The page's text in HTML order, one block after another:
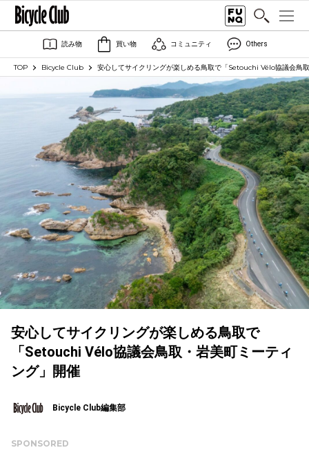
読み物 買い物 コミュニティ Others
TOP Bicycle Club 安心してサイクリングが楽しめる鳥取で「Setouchi Vélo協議会鳥
安心してサイクリングが楽しめる鳥取で
「Setouchi Vélo協議会鳥取・岩美町ミーティ
ング」開催
Bicycle Club編集部
SPONSORED